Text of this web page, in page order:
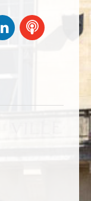
sur YouTube
nous sur
Instagram
Retrouvez-
nous sur
Ecoutez